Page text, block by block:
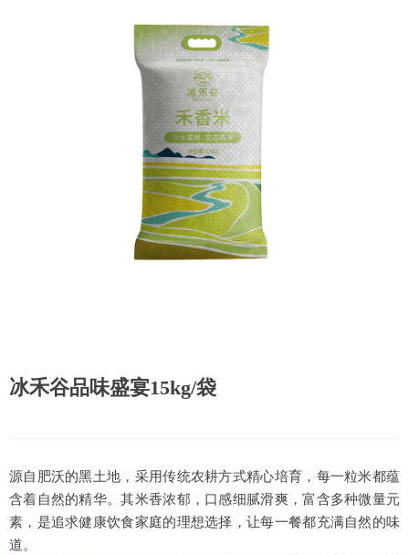
冰禾谷品味盛宴15kg/袋
源自肥沃的黑土地，采用传统农耕方式精心培育，每一粒米都蕴
含着自然的精华。其米香浓郁，口感细腻滑爽，富含多种微量元
素，是追求健康饮食家庭的理想选择，让每一餐都充满自然的味
道。